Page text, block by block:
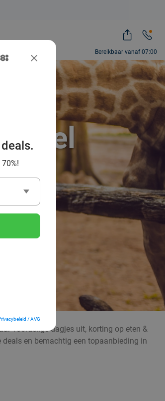
Bereikbaar vanaf 07:00
/ AVG
voordelige dagjes uit, korting op eten &
en bemachtig een topaanbieding in